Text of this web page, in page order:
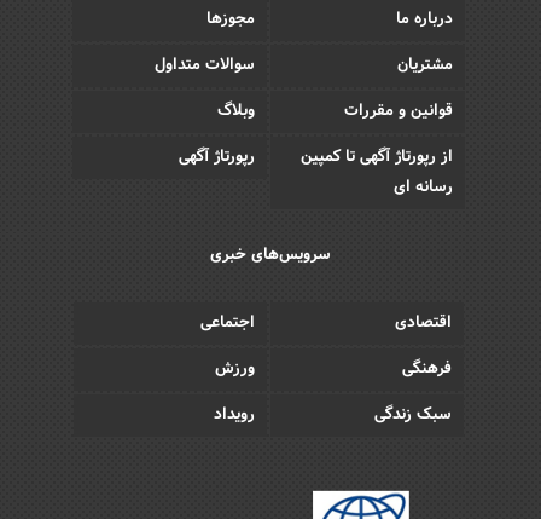
درباره ما
مجوزها
مشتریان
سوالات متداول
قوانین و مقررات
وبلاگ
از رپورتاژ آگهی تا کمپین
رسانه ای
رپورتاژ آگهی
سرویس‌های خبری
اقتصادی
اجتماعی
فرهنگی
ورزش
سبک زندگی
رویداد